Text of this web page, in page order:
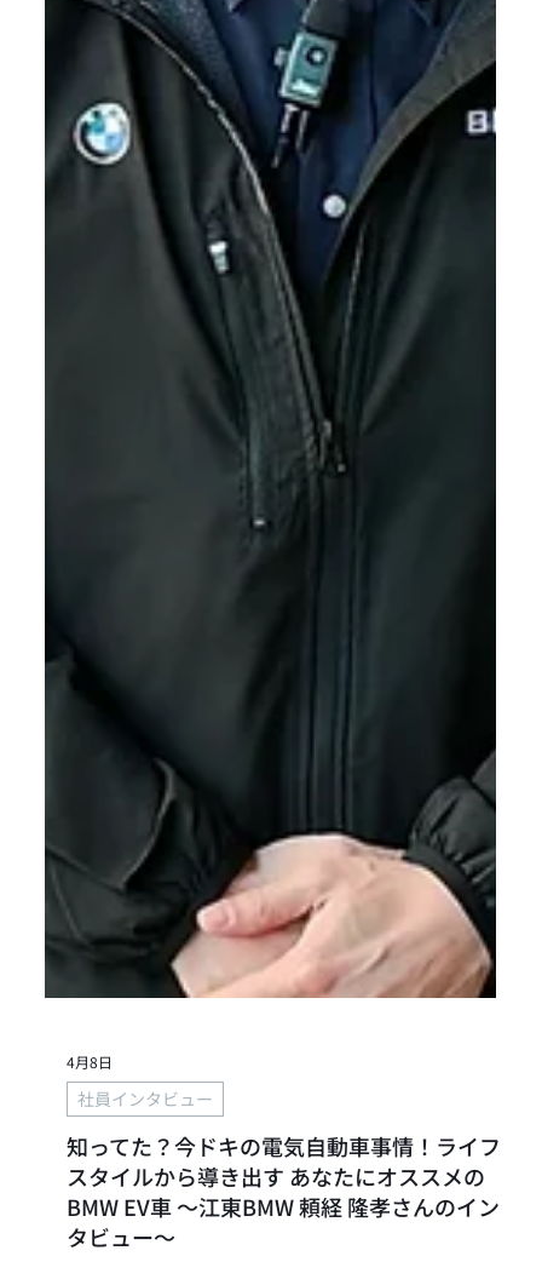
4月8日
社員インタビュー
知ってた？今ドキの電気自動車事情！ライフ
スタイルから導き出す あなたにオススメの